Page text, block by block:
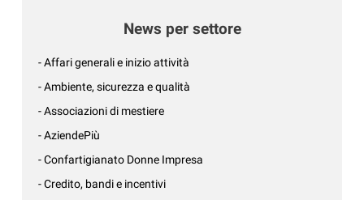
News per settore
- Affari generali e inizio attività
- Ambiente, sicurezza e qualità
- Associazioni di mestiere
- AziendePiù
- Confartigianato Donne Impresa
- Credito, bandi e incentivi